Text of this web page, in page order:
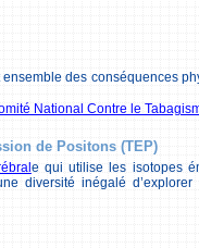
des conséquences
National Contre le
de Positons (TEP)
e qui utilise les isotopes
diversité inégalé d’explorer